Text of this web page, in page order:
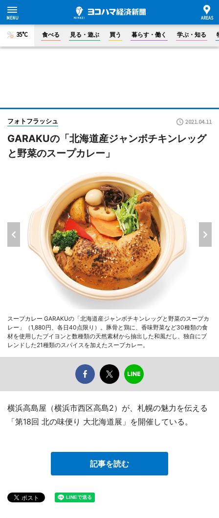
35°C 食べる 見る・遊ぶ 買う 暮らす・働く 学ぶ・知る
フォトフラッシュ 2021.04.11
GARAKUの「北海道産ジャンボチキンレッグ
と野菜のスープカレー」
スープカレー GARAKUの「北海道産ジャンボチキンレッグと野菜のスープカ
レー」（1,880円、各日40点限り）。豚骨と鶏に、香味野菜など30種類の食
材を使用したブイヨンと数種類の天然素材から抽出した和風だし、独自にブ
レンドした21種類のスパイスを加えたスープカレー。
横浜高島屋（横浜市西区高島2）が、札幌の魅力を伝える
「第18回 北の味便り 大北海道展」を開催している。
記事を読む